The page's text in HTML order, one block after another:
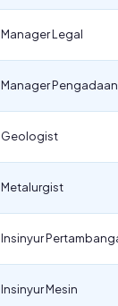
Manager Legal
Manager Pengadaan
Geologist
Metalurgist
Insinyur
Insinyur Mesin